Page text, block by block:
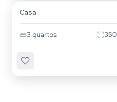
Casa
3 quartos 350